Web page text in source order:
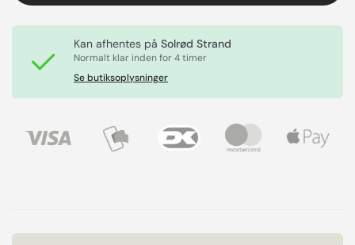
Kan afhentes påSolrød Strand
Normalt klar inden for 4 timer
Se butiksoplysninger